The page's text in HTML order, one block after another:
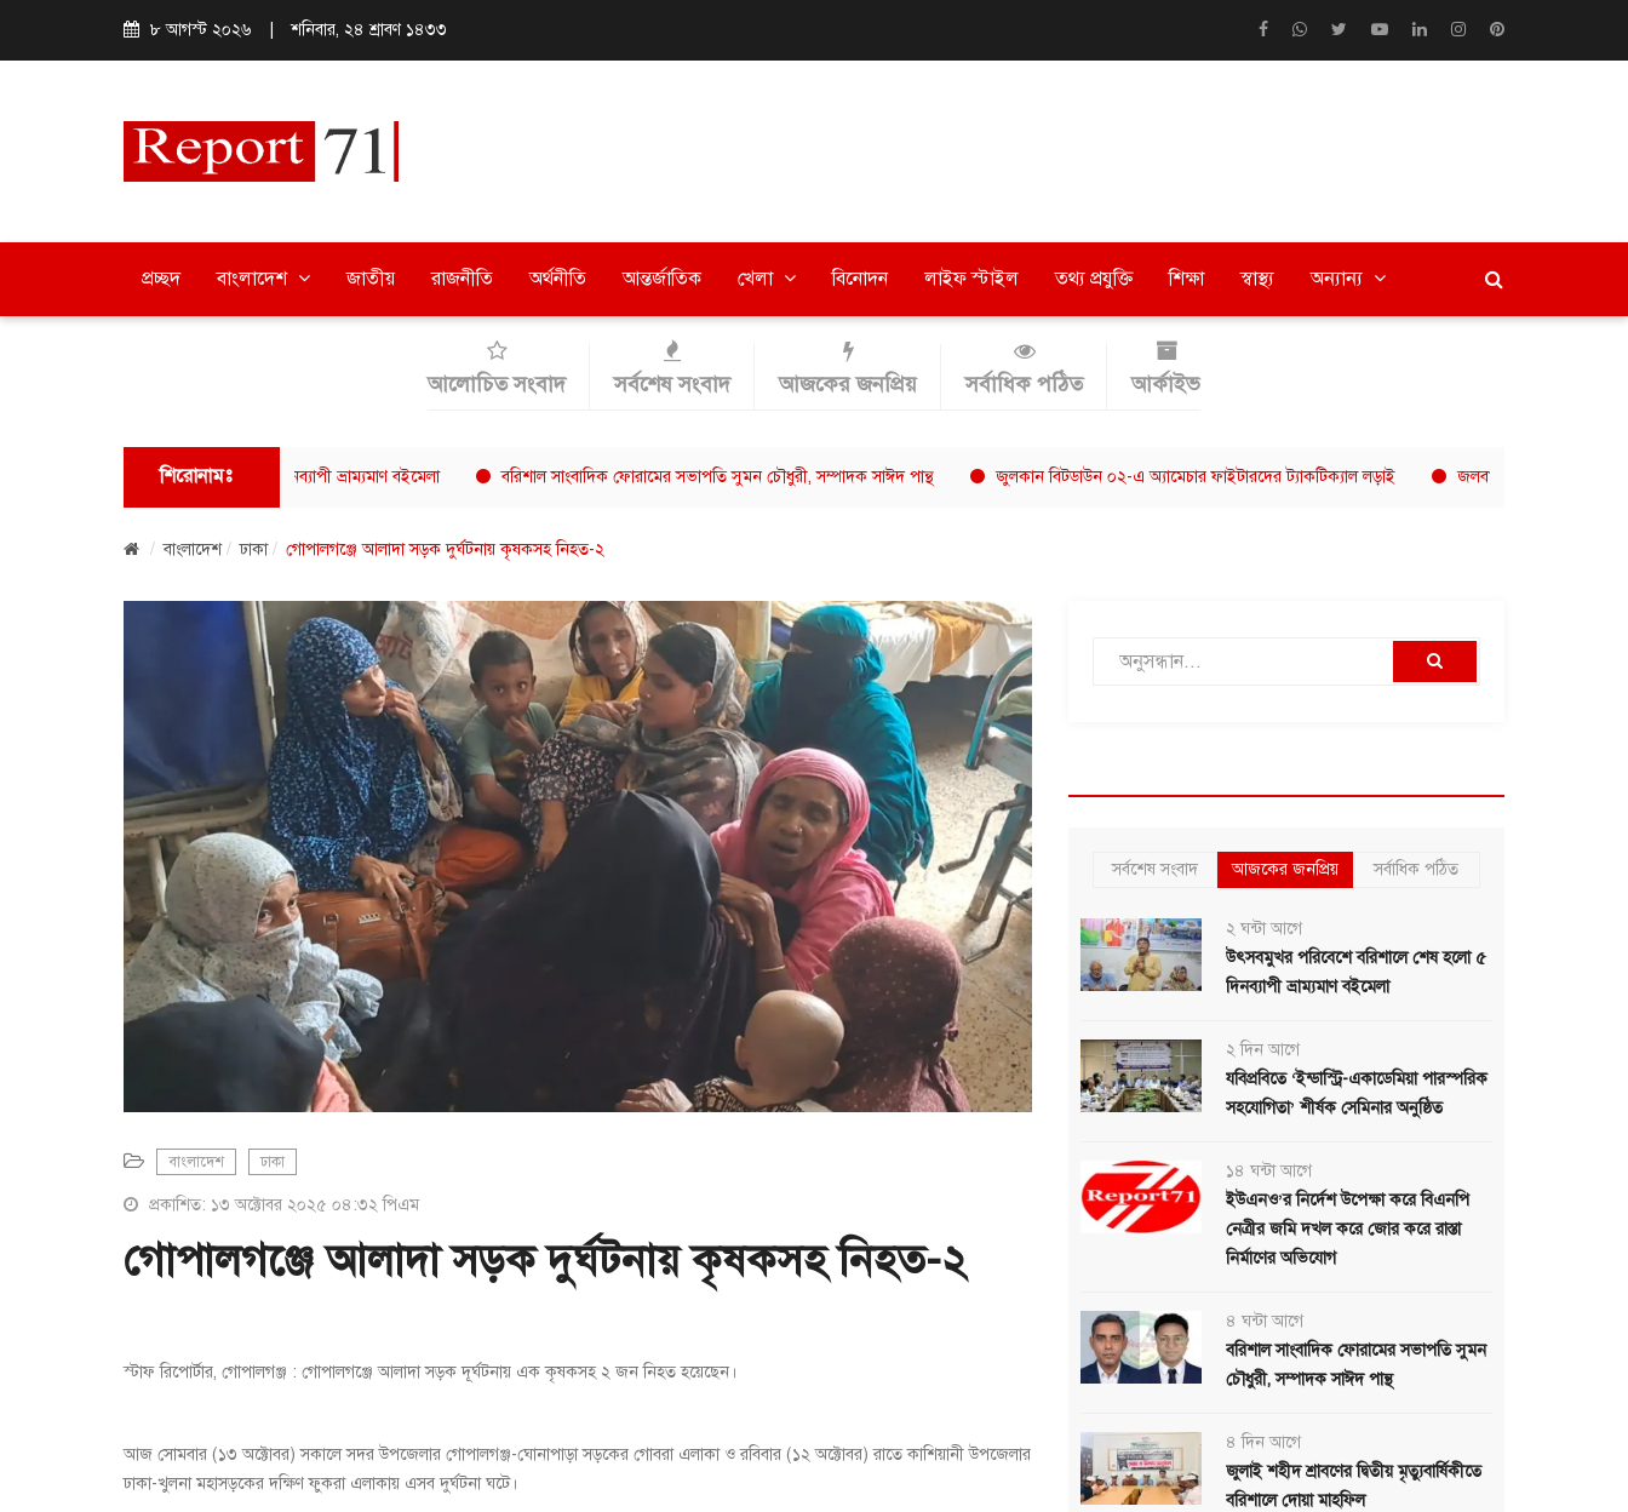
৮ আগস্ট ২০২৬ শনিবার, ২৪ শ্রাবণ ১৪৩৩
প্রচ্ছদ বাংলাদেশ জাতীয় রাজনীতি অর্থনীতি আন্তর্জাতিক খেলা বিনোদন লাইফ স্টাইল তথ্য প্রযুক্তি শিক্ষা স্বাস্থ্য অন্যান্য
আলোচিত সংবাদ সর্বশেষ সংবাদ আজকের জনপ্রিয় সর্বাধিক পঠিত আর্কাইভ
শিরোনামঃ
বরিশালে শেষ হলো ৫ দিনব্যাপী ভ্রাম্যমাণ বইমেলা বরিশাল সাংবাদিক ফোরামের সভাপতি সুমন চৌধুরী, সম্পাদক সাঈদ পান্থ জুলকান বিটডাউন ০২-এ অ্যামেচার ফাইটারদের ট্যাকটিক্যাল লড়াই জলবায়ুসহনশীল খাদ্যব্যবস্থায়
বাংলাদেশ ঢাকা গোপালগঞ্জে আলাদা সড়ক দুর্ঘটনায় কৃষকসহ নিহত-২
বাংলাদেশ ঢাকা
প্রকাশিত: ১৩ অক্টোবর ২০২৫ ০৪:৩২ পিএম
গোপালগঞ্জে আলাদা সড়ক দুর্ঘটনায় কৃষকসহ নিহত-২
স্টাফ রিপোর্টার, গোপালগঞ্জ : গোপালগঞ্জে আলাদা সড়ক দূর্ঘটনায় এক কৃষকসহ ২ জন নিহত হয়েছেন।
আজ সোমবার (১৩ অক্টোবর) সকালে সদর উপজেলার গোপালগঞ্জ-ঘোনাপাড়া সড়কের গোবরা এলাকা ও রবিবার (১২ অক্টোবর) রাতে কাশিয়ানী উপজেলার
ঢাকা-খুলনা মহাসড়কের দক্ষিণ ফুকরা এলাকায় এসব দুর্ঘটনা ঘটে।
সর্বশেষ সংবাদ আজকের জনপ্রিয় সর্বাধিক পঠিত
২ ঘন্টা আগে
উৎসবমুখর পরিবেশে বরিশালে শেষ হলো ৫
দিনব্যাপী ভ্রাম্যমাণ বইমেলা
২ দিন আগে
যবিপ্রবিতে ‘ইন্ডাস্ট্রি-একাডেমিয়া পারস্পরিক
সহযোগিতা’ শীর্ষক সেমিনার অনুষ্ঠিত
১৪ ঘন্টা আগে
ইউএনও’র নির্দেশ উপেক্ষা করে বিএনপি
নেত্রীর জমি দখল করে জোর করে রাস্তা
নির্মাণের অভিযোগ
৪ ঘন্টা আগে
বরিশাল সাংবাদিক ফোরামের সভাপতি সুমন
চৌধুরী, সম্পাদক সাঈদ পান্থ
৪ দিন আগে
জুলাই শহীদ শ্রাবণের দ্বিতীয় মৃত্যুবার্ষিকীতে
বরিশালে দোয়া মাহফিল